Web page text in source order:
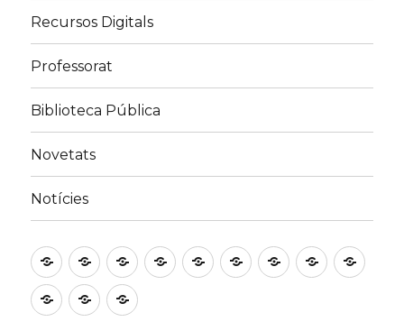
Recursos Digitals
Professorat
Biblioteca Pública
Novetats
Notícies
Inici Horari
El
PréstecGuia Pla
FamíliesRecursos
Biblioteca
NovetatsNotícies